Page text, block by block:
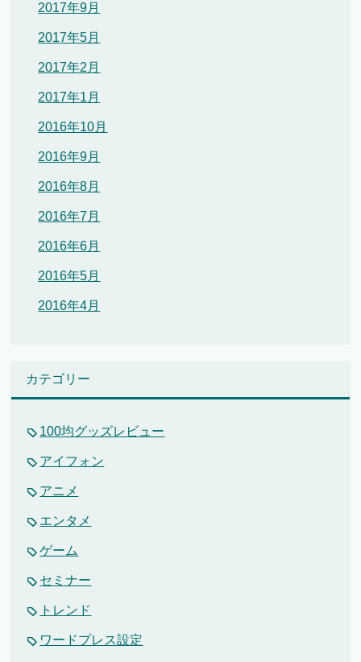
2017年9月
2017年5月
2017年2月
2017年1月
2016年10月
2016年9月
2016年8月
2016年7月
2016年6月
2016年5月
2016年4月
カテゴリー
100均グッズレビュー
アイフォン
アニメ
エンタメ
ゲーム
セミナー
トレンド
ワードプレス設定